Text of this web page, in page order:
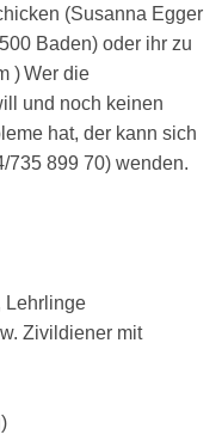
(Susanna Egger
Baden) oder ihr zu
)Wer die
und noch keinen
hat, der kann sich
735 899 70) wenden.
Lehrlinge
Zivildiener mit
Geburtstag)